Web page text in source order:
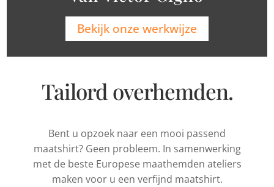
Bekijk onze werkwijze
Tailord overhemden.
Bent u opzoek naar een mooi passend
maatshirt? Geen probleem. In samenwerking
met de beste Europese maathemden ateliers
maken voor u een verfijnd maatshirt.